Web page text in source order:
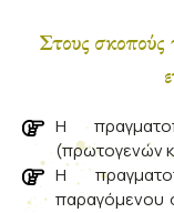
Στους σκοπούς
Η
(πρωτογενών
Η
παραγόμενου